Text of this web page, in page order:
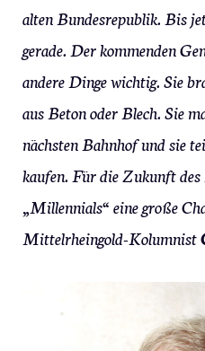
alten Bundesrepublik. Bis
gerade. Der kommenden
andere Dinge wichtig. Sie
aus Beton oder Blech. Sie
nächsten Bahnhof und sie
kaufen. Für die Zukunft
„Millennials“ eine große
Mittelrheingold-Kolumnist